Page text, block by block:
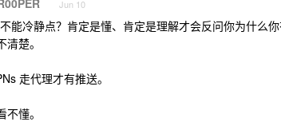
Jun 10
能冷静点？肯定是懂、肯定是理解才会反问你为什么
楚。
走代理才有推送。
懂。